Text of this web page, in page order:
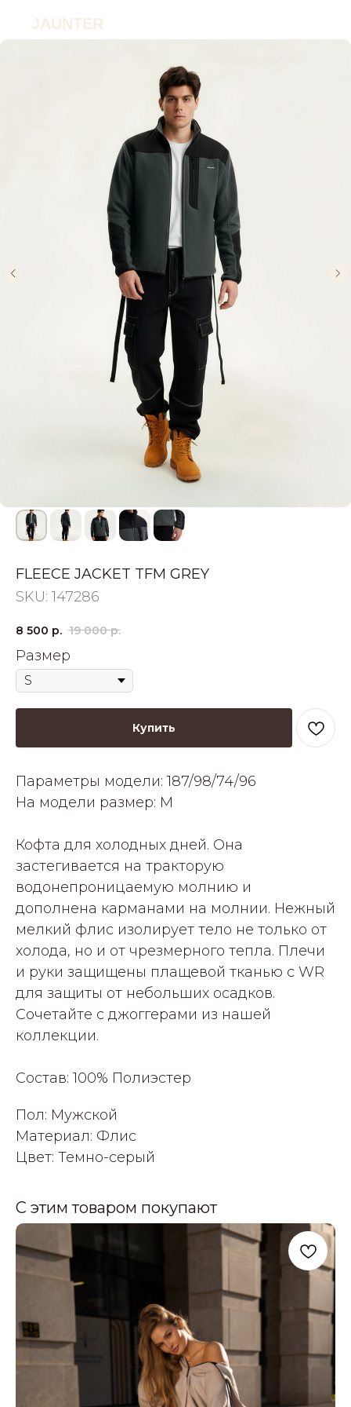
JAUNTER
FLEECE JACKET TFM GREY
SKU: 147286
8 500 р. 19 000 р.
Размер
Купить
Параметры модели: 187/98/74/96
На модели размер: M
Кофта для холодных дней. Она
застегивается на тракторую
водонепроницаемую молнию и
дополнена карманами на молнии. Нежный
мелкий флис изолирует тело не только от
холода, но и от чрезмерного тепла. Плечи
и руки защищены плащевой тканью с WR
для защиты от небольших осадков.
Сочетайте с джоггерами из нашей
коллекции.
Состав: 100% Полиэстер
Пол: Мужской
Материал: Флис
Цвет: Темно-серый
С этим товаром покупают